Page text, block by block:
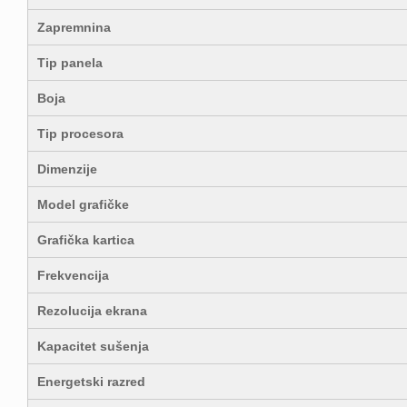
Zapremnina
Tip panela
Boja
Tip procesora
Dimenzije
Model grafičke
Grafička kartica
Frekvencija
Rezolucija ekrana
Kapacitet sušenja
Energetski razred